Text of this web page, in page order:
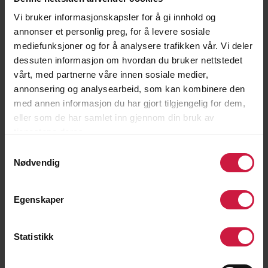
Vi bruker informasjonskapsler for å gi innhold og
annonser et personlig preg, for å levere sosiale
mediefunksjoner og for å analysere trafikken vår. Vi deler
dessuten informasjon om hvordan du bruker nettstedet
vårt, med partnerne våre innen sosiale medier,
annonsering og analysearbeid, som kan kombinere den
med annen informasjon du har gjort tilgjengelig for dem,
eller som de har samlet inn gjennom din bruk av
Nødvendig
Egenskaper
Statistikk